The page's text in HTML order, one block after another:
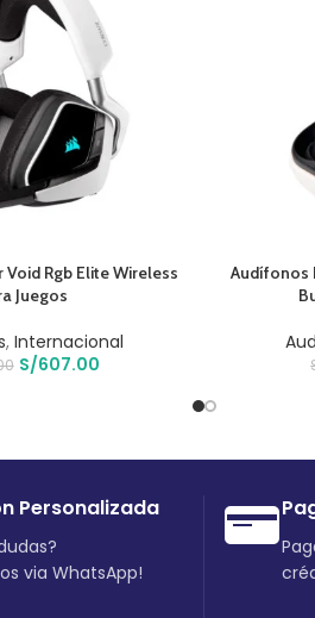
Rgb Elite Wireless
Juegos
, Internacional
S/607.00
AÑADIR AL
Audífonos
Personalizada
via WhatsApp!